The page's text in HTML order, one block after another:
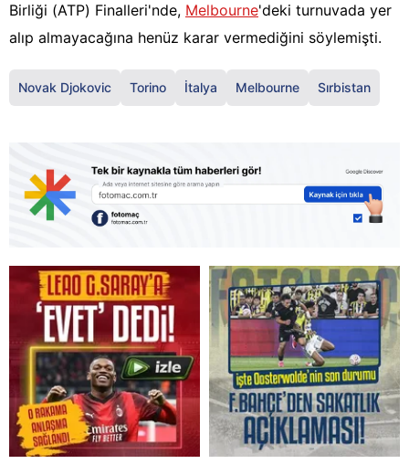
Birliği (ATP) Finalleri'nde, Melbourne'deki turnuvada yer
alıp almayacağına henüz karar vermediğini söylemişti.
Novak Djokovic Torino İtalya Melbourne Sırbistan